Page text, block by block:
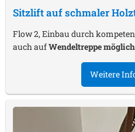
Sitzlift auf schmaler
Flow 2, Einbau durch
auch aufWendeltreppe möglich
Weitere